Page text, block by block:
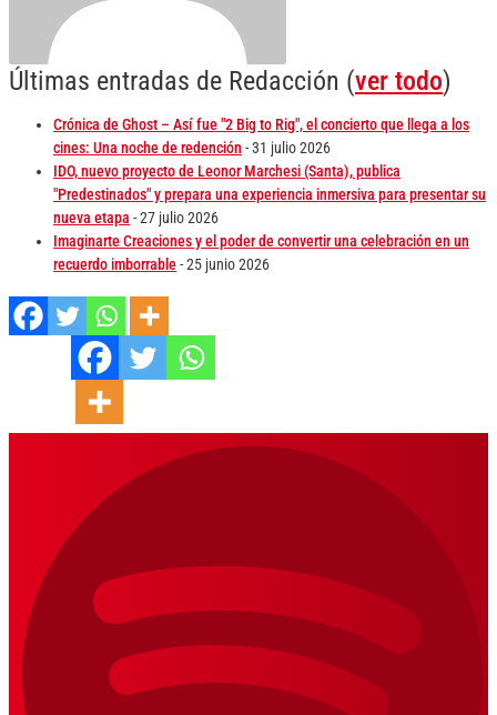
Últimas entradas de Redacción (ver todo)
Crónica de Ghost – Así fue "2 Big to Rig", el concierto que llega a los
cines: Una noche de redención - 31 julio 2026
IDO, nuevo proyecto de Leonor Marchesi (Santa), publica
"Predestinados" y prepara una experiencia inmersiva para presentar su
nueva etapa - 27 julio 2026
Imaginarte Creaciones y el poder de convertir una celebración en un
recuerdo imborrable- 25 junio 2026